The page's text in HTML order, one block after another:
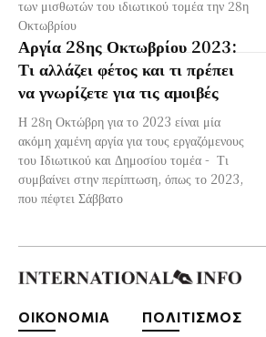
των μισθωτών του ιδιωτικού τομέα την 28η
Οκτωβρίου
Αργία 28ης Οκτωβρίου 2023:
Τι αλλάζει φέτος και τι πρέπει
να γνωρίζετε για τις αμοιβές
Η 28η Οκτώβρη για το 2023 είναι μία
ακόμη χαμένη αργία για τους εργαζόμενους
του Ιδιωτικού και Δημοσίου τομέα - Τι
συμβαίνει στην περίπτωση, όπως το 2023,
που πέφτει Σάββατο
ΟΙΚΟΝΟΜΙΑ ΠΟΛΙΤΙΣΜΟΣ